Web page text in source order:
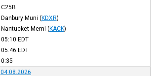
C25B
Danbury Muni (KDXR)
Nantucket Meml (KACK)
05:10 EDT
05:46 EDT
0:35
04.08.2026